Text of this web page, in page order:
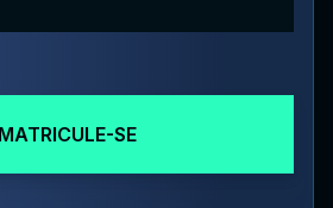
MATRICULE-SE